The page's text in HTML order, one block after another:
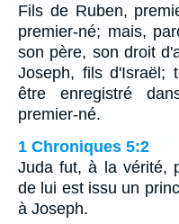
Fils de Ruben,
premier-né; mais,
son père, son droit
Joseph, fils d'Israël;
être enregistré
premier-né.
1 Chroniques 5:2
Juda fut, à la vérité,
de lui est issu un
à Joseph.